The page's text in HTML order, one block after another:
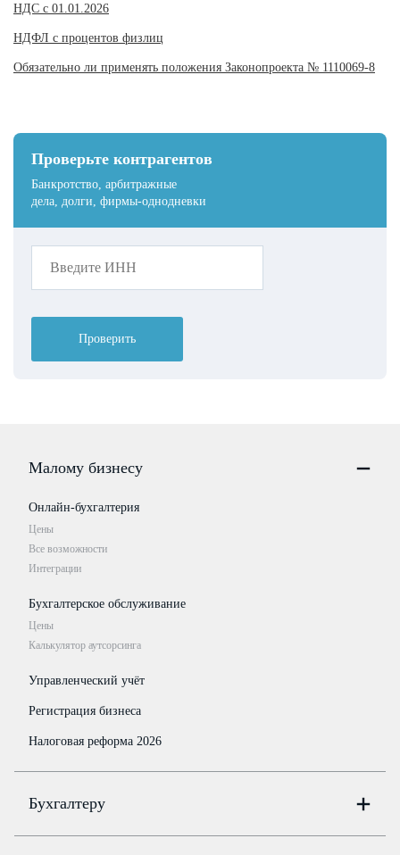
Проверьте контрагентов
Банкротство, арбитражные
дела, долги, фирмы-однодневки
Проверить
НДС с 01.01.2026
НДФЛ с процентов физлиц
Обязательно ли применять положения Законопроекта № 1110069-8
Малому бизнесу
Онлайн-бухгалтерия
Цены
Все возможности
Интеграции
Бухгалтерское обслуживание
Цены
Калькулятор аутсорсинга
Управленческий учёт
Регистрация бизнеса
Налоговая реформа 2026
Бухгалтеру